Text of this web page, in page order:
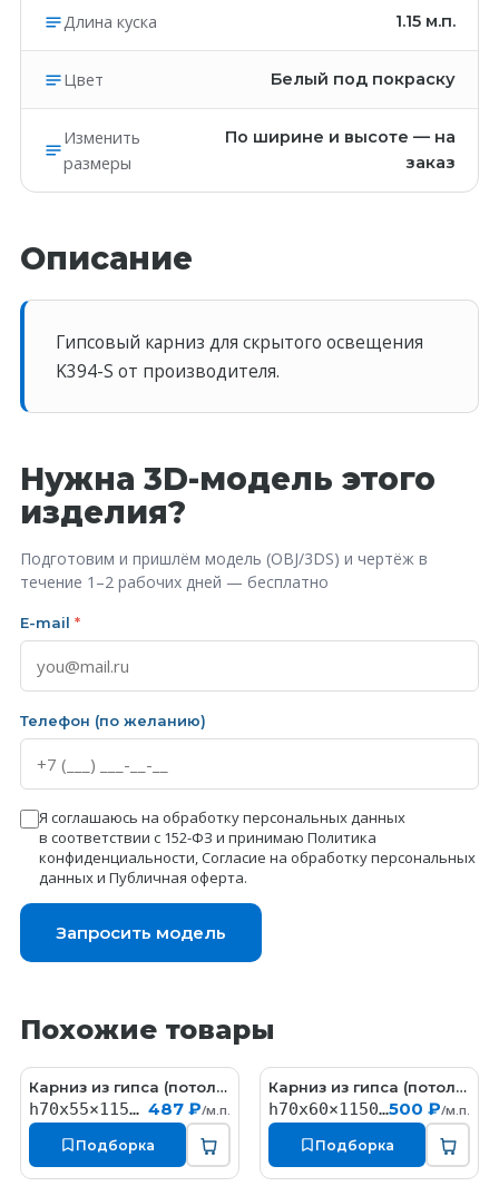
Длина куска 1.15 м.п.
Цвет Белый под покраску
Изменить
размеры
По ширине и высоте — на
заказ
Описание
Гипсовый карниз для скрытого освещения
K394-S от производителя.
Нужна 3D-модель этого
изделия?
Подготовим и пришлём модель (OBJ/3DS) и чертёж в
течение 1–2 рабочих дней — бесплатно
E-mail *
Телефон (по желанию)
Я соглашаюсь на обработку персональных данных
в соответствии с 152-ФЗ и принимаю Политика
конфиденциальности,Согласие на обработку персональных
данныхи Публичная оферта.
Запросить модель
Похожие товары
KT058Карниз из гипса (потолочный плинтус) (h70x55мм)
h70x55×1150мм 487 ₽/м.п.
Подборка
КT323Карниз из гипса (потолочный плинтус) (h70x60мм)
h70x60×1150мм500 ₽/м.п.
Подборка